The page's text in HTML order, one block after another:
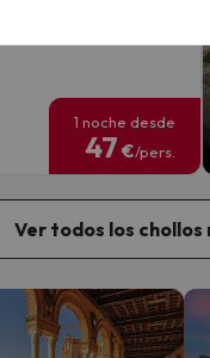
1 noche desde
47 €/pers.
Ver todos los chollos